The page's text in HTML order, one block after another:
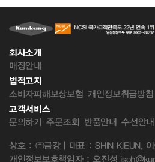
회사소개
매장안내
법적고지
소비자피해보상보험 개인정보취급방침
고객서비스
문의하기 주문조회 반품안내 수선안내
상호 : ㈜금강 | 대표 : SHIN KIEUN,
개인정보보호책임자 : 오진성